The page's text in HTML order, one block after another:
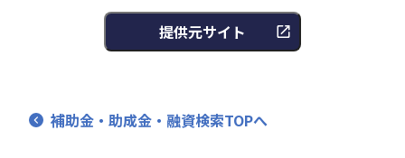
提供元サイト
補助金・助成金・融資検索TOPへ